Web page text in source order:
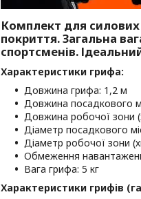
Комплект для силових
покриття. Загальна
спортсменів.
Характеристики грифа:
Довжина грифа: 1,2 м
Довжина посадкового
Довжина робочої зони
Діаметр посадкового
Діаметр робочої зони
Обмеження
Вага грифа: 5 кг
Характеристики грифів